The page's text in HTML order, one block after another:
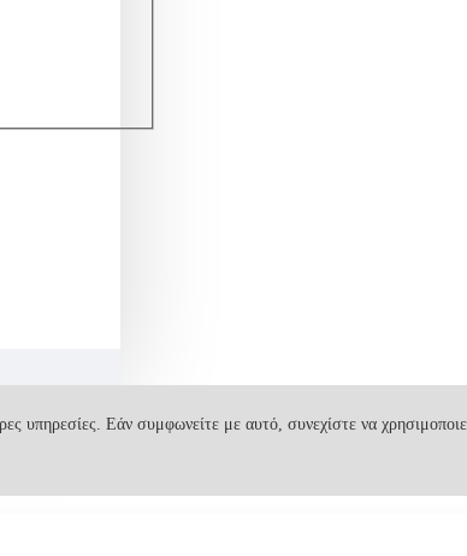
Εάν συμφωνείτε με αυτό, συνεχίστε να